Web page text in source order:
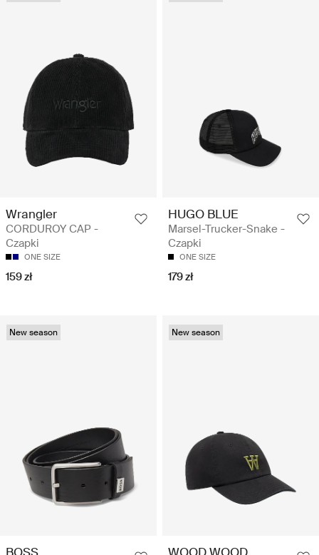
Wrangler
CORDUROY CAP -
Czapki
ONE SIZE
159 zł
HUGO BLUE
Marsel-Trucker-Snake -
Czapki
ONE SIZE
179 zł
New season New season